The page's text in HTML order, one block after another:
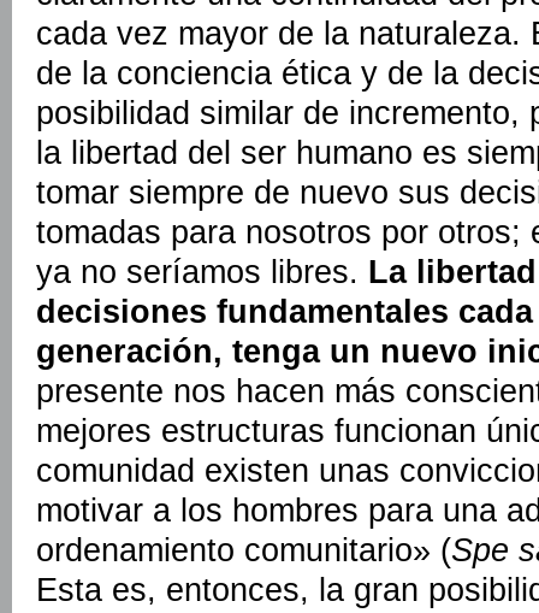
cada vez mayor de la naturaleza.
de la conciencia ética y de la
posibilidad similar de incremento,
la libertad del ser humano es
tomar siempre de nuevo sus
tomadas para nosotros por otros;
ya no seríamos libres. La
decisiones fundamentales
generación, tenga un nuevo
presente nos hacen más
mejores estructuras funcionan
comunidad existen unas
motivar a los hombres para una
ordenamiento comunitario» (Spe
Esta es, entonces, la gran